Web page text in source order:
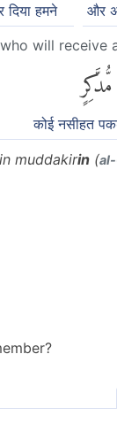
और
हमने
who will receive
مُّدَّكِرٍ
कोई नसीहत
muddakirin (